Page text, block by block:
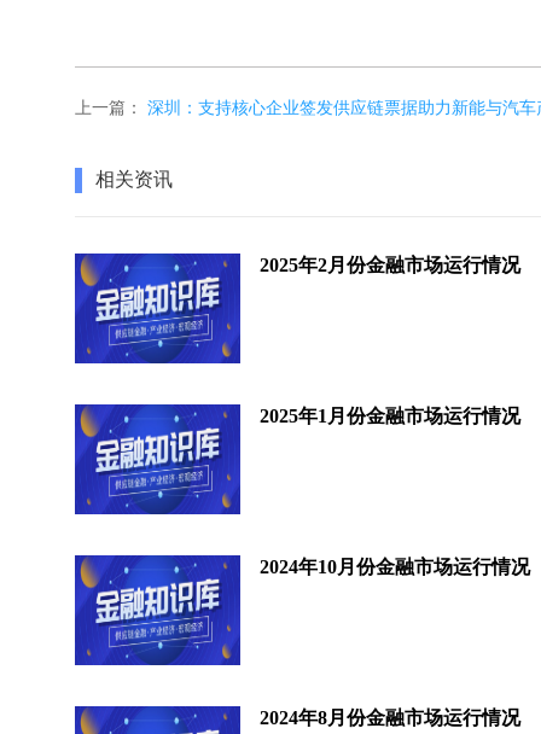
上一篇： 深圳：支持核心企业签发供应链票据助力新能与汽车
相关资讯
2025年2月份金融市场运行情况
2025年1月份金融市场运行情况
2024年10月份金融市场运行情况
2024年8月份金融市场运行情况